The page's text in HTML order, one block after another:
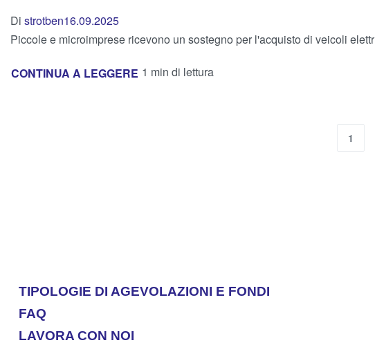
Di strotben16.09.2025
Piccole e microimprese ricevono un sostegno per l'acquisto di veicoli
CONTINUA A LEGGERE 1 min di lettura
1
TIPOLOGIE DI AGEVOLAZIONI E FONDI
FAQ
LAVORA CON NOI